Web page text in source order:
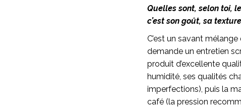
Quelles sont, selon toi,
c’est son goût, sa
C’est un savant
demande un entretien
produit d’excellente
humidité, ses qualités
imperfections), puis la
café (la pression